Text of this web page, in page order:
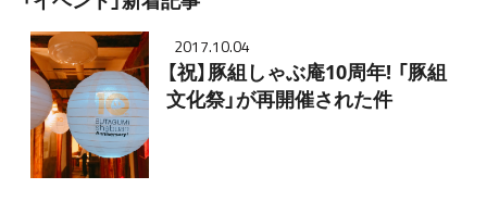
2017.10.04
【祝】豚組しゃぶ庵10周年! 「豚組
文化祭」が再開催された件